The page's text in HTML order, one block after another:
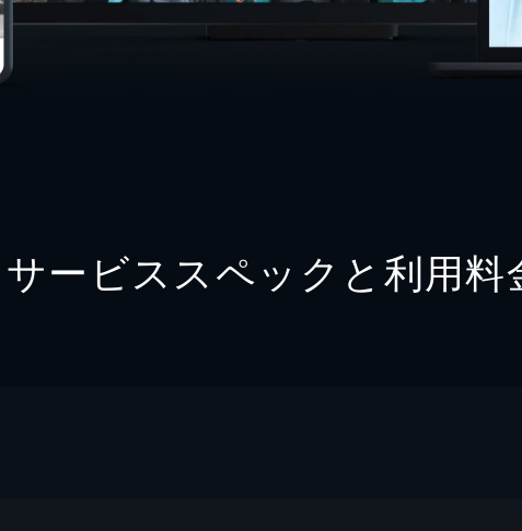
サービススペックと利用料